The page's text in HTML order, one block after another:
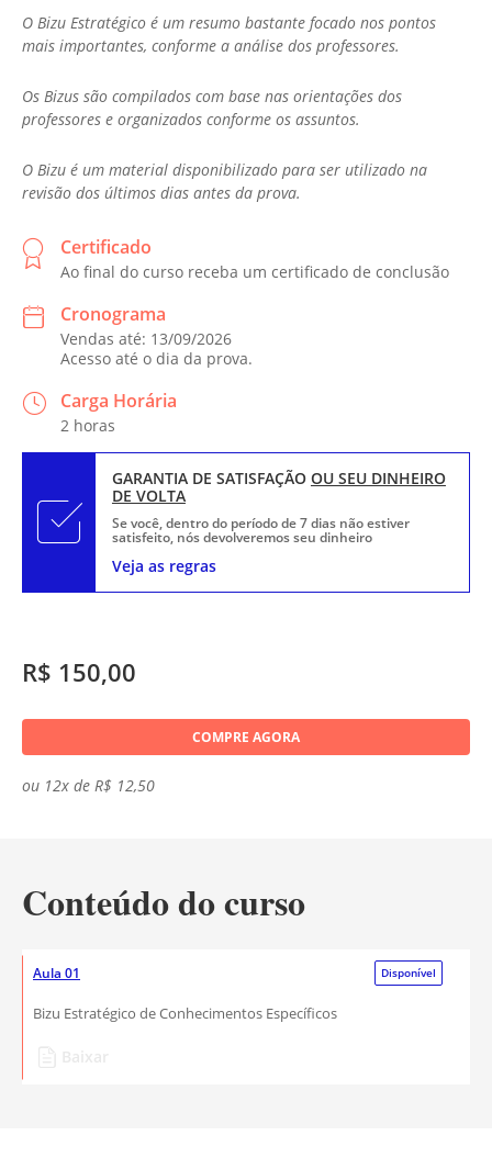
O Bizu Estratégico é um resumo bastante focado nos pontos
mais importantes, conforme a análise dos professores.
Os Bizus são compilados com base nas orientações dos
professores e organizados conforme os assuntos.
O Bizu é um material disponibilizado para ser utilizado na
revisão dos últimos dias antes da prova.
R$ 150,00
COMPRE AGORA
ou 12x de R$ 12,50
Certificado
Ao final do curso receba um certificado de conclusão
Cronograma
Vendas até: 13/09/2026
Acesso até o dia da prova.
Carga Horária
2 horas
GARANTIA DE SATISFAÇÃO OU SEU DINHEIRO
DE VOLTA
Se você, dentro do período de 7 dias não estiver
satisfeito, nós devolveremos seu dinheiro
Veja as regras
Conteúdo do curso
Aula 01 Disponível
Bizu Estratégico de Conhecimentos Específicos